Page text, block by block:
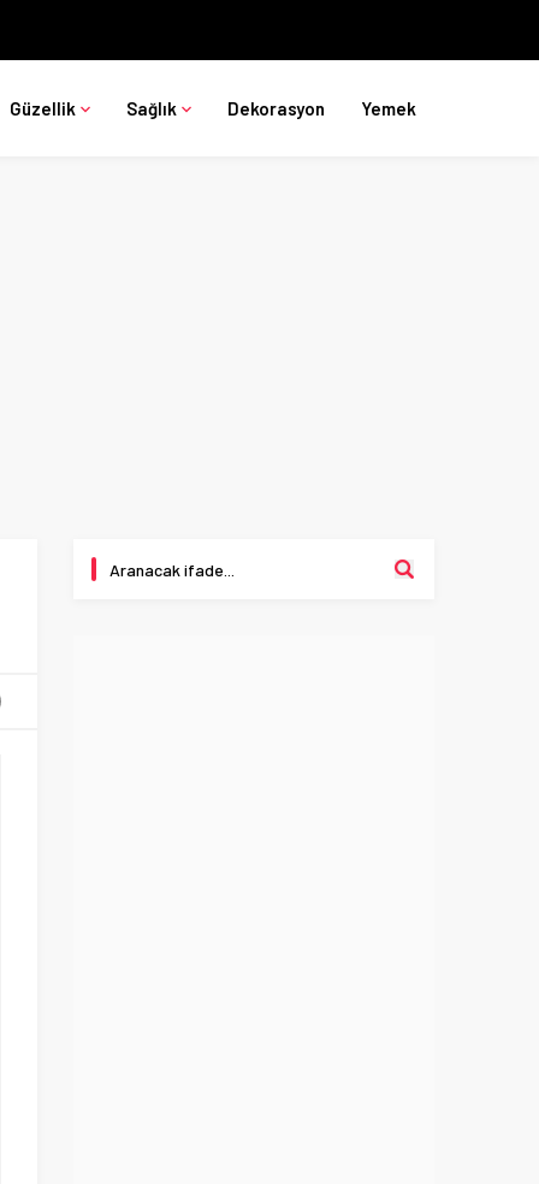
Güzellik Sağlık Dekorasyon Yemek